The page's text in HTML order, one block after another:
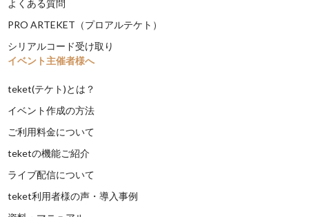
よくある質問
PRO ARTEKET（プロアルテケト）
シリアルコード受け取り
イベント主催者様へ
teket(テケト)とは？
イベント作成の方法
ご利用料金について
teketの機能ご紹介
ライブ配信について
teket利用者様の声・導入事例